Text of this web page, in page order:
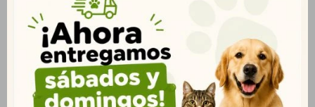
Productos que te pueden interesar